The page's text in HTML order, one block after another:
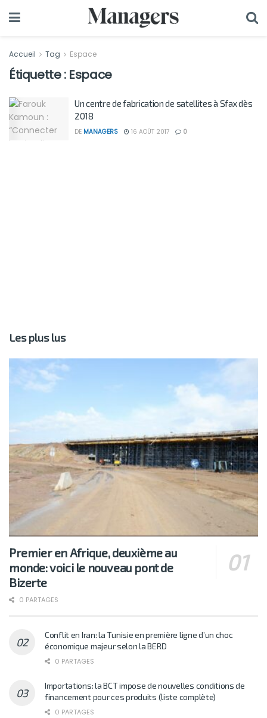
Accueil Tag Espace
Étiquette : Espace
Un centre de fabrication de satellites à Sfax dès
2018
DE MANAGERS 16 AOÛT 2017 0
Les plus lus
Premier en Afrique, deuxième au
monde: voici le nouveau pont de
Bizerte
0 PARTAGES
Conflit en Iran: la Tunisie en première ligne d’un choc
économique majeur selon la BERD
0 PARTAGES
Importations: la BCT impose de nouvelles conditions de
financement pour ces produits (liste complète)
0 PARTAGES